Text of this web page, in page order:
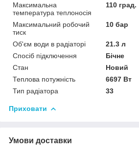
Максимальна
температура теплоносія
110 град.
Максимальний робочий
тиск
10 бар
Об'єм води в радіаторі
21.3 л
Спосіб підключення
Бічне
Стан
Новий
Теплова потужність
6697 Вт
Тип радіатора
33
Приховати
Умови доставки